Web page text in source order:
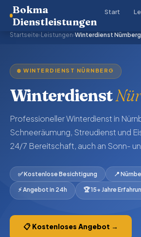
Bokma
Dienstleistungen
Start
Startseite› Leistungen›Winterdienst Nürnberg
❄️ WINTERDIENST NÜRNBERG
Winterdienst
Professioneller Winterdienst in
Schneeräumung, Streudienst und
24/7 Bereitschaft, auch an Sonn-
✅ Kostenlose Besichtigung 📍
⚡ Angebot in 24h 🏆 15+ Jahre
📋 Kostenloses Angebot →